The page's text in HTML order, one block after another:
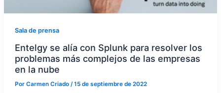
Sala de prensa
Entelgy se alía con Splunk para resolver los
problemas más complejos de las empresas
en la nube
Por Carmen Criado /15 de septiembre de 2022